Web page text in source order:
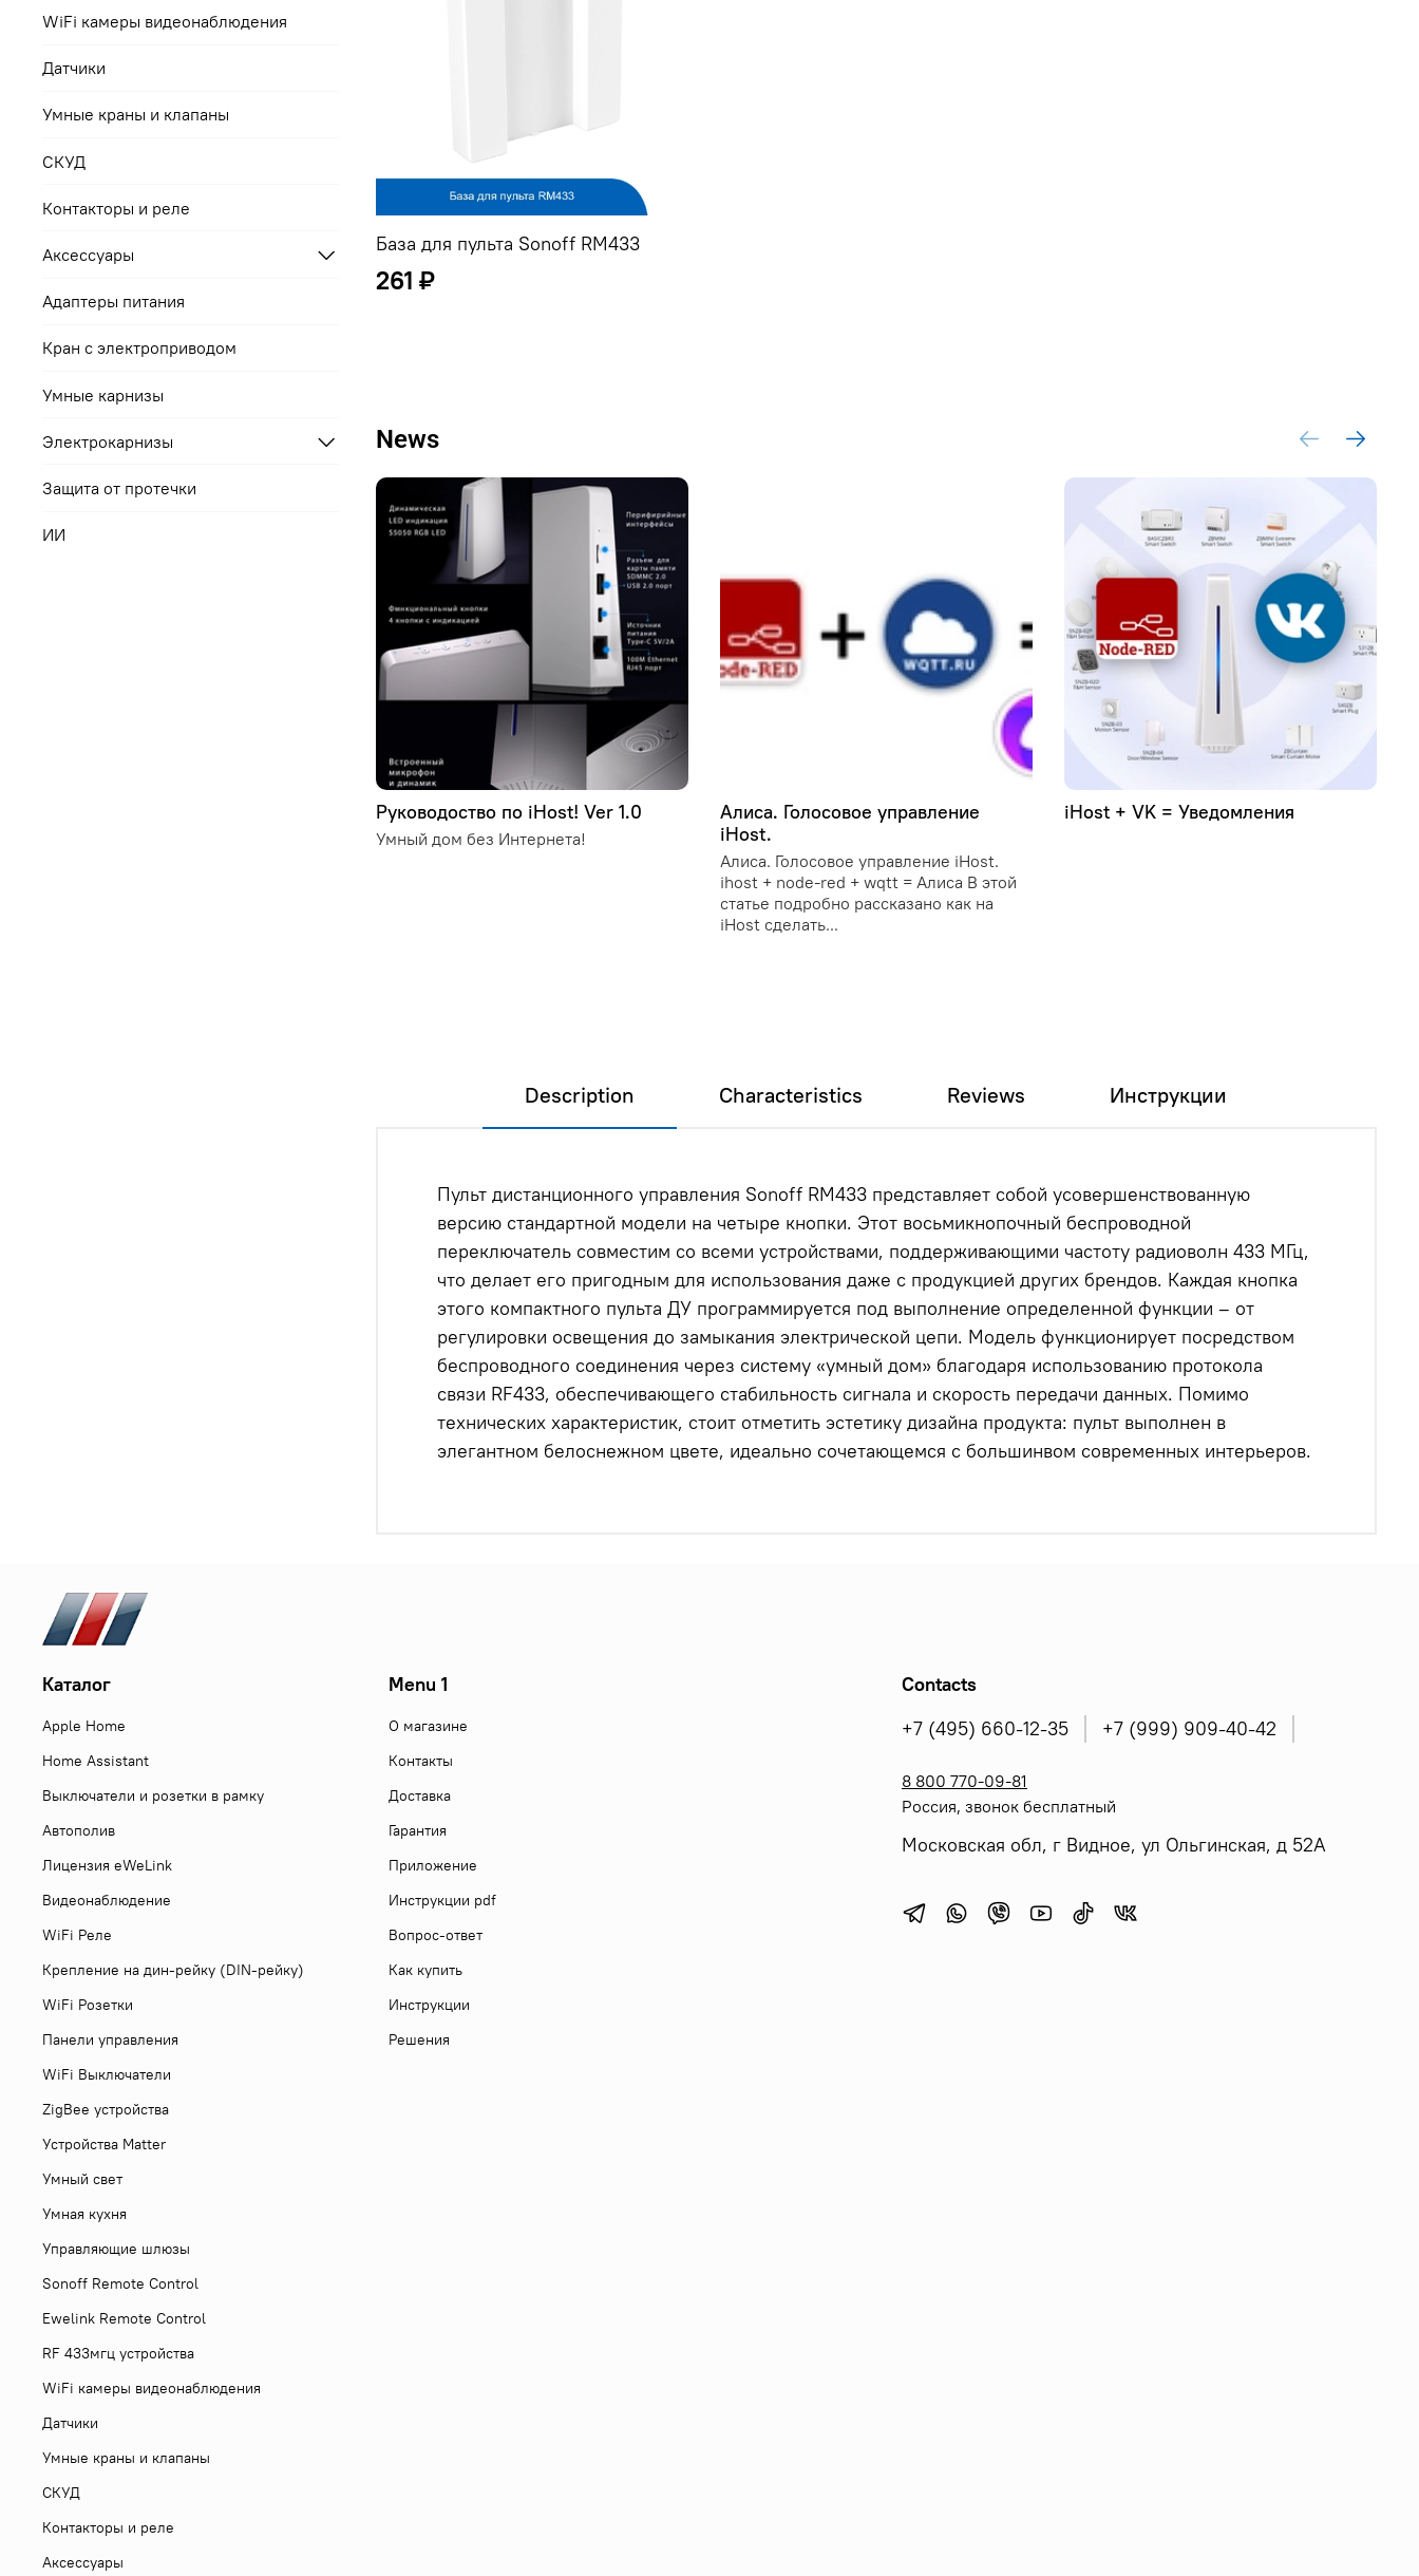
База для пульта Sonoff RM433
261 ₽
News
Руководоство по iHost! Ver 1.0
Умный дом без Интернета!
Алиса. Голосовое управление
iHost.
Алиса. Голосовое управление iHost.
ihost + node-red + wqtt = Алиса В этой
статье подробно рассказано как на
iHost сделать...
iHost + VK = Уведомления
Description Characteristics Reviews Инструкции
Пульт дистанционного управления Sonoff RM433 представляет собой усовершенствованную
версию стандартной модели на четыре кнопки. Этот восьмикнопочный беспроводной
переключатель совместим со всеми устройствами, поддерживающими частоту радиоволн 433 МГц,
что делает его пригодным для использования даже с продукцией других брендов. Каждая кнопка
этого компактного пульта ДУ программируется под выполнение определенной функции – от
регулировки освещения до замыкания электрической цепи. Модель функционирует посредством
беспроводного соединения через систему «умный дом» благодаря использованию протокола
связи RF433, обеспечивающего стабильность сигнала и скорость передачи данных. Помимо
технических характеристик, стоит отметить эстетику дизайна продукта: пульт выполнен в
элегантном белоснежном цвете, идеально сочетающемся с большинвом современных интерьеров.
WiFi камеры видеонаблюдения
Датчики
Умные краны и клапаны
СКУД
Контакторы и реле
Аксессуары
Адаптеры питания
Кран с электроприводом
Умные карнизы
Электрокарнизы
Защита от протечки
ИИ
Каталог
Apple Home
Home Assistant
Выключатели и розетки в рамку
Автополив
Лицензия eWeLink
Видеонаблюдение
WiFi Реле
Крепление на дин-рейку (DIN-рейку)
WiFi Розетки
Панели управления
WiFi Выключатели
ZigBee устройства
Устройства Matter
Умный свет
Умная кухня
Управляющие шлюзы
Sonoff Remote Control
Ewelink Remote Control
RF 433мгц устройства
WiFi камеры видеонаблюдения
Датчики
Умные краны и клапаны
СКУД
Контакторы и реле
Аксессуары
Menu 1
О магазине
Контакты
Доставка
Гарантия
Приложение
Инструкции pdf
Вопрос-ответ
Как купить
Инструкции
Решения
Contacts
+7 (495) 660-12-35
+7 (999) 909-40-42
8 800 770-09-81
Россия, звонок бесплатный
Московская обл, г Видное, ул Ольгинская, д 52А